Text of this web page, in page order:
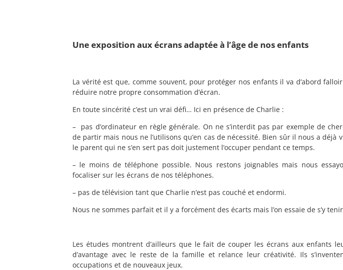
Une exposition aux écrans adaptée à l’âge de nos enfants
La vérité est que, comme souvent, pour protéger nos enfants il va d’abord
réduire notre propre consommation d’écran.
En toute sincérité c’est un vrai défi… Ici en présence de Charlie :
– pas d’ordinateur en règle générale. On ne s’interdit pas par exemple de
de partir mais nous ne l’utilisons qu’en cas de nécessité. Bien sûr il nous a déjà
le parent qui ne s’en sert pas doit justement l’occuper pendant ce temps.
– le moins de téléphone possible. Nous restons joignables mais nous
focaliser sur les écrans de nos téléphones.
– pas de télévision tant que Charlie n’est pas couché et endormi.
Nous ne sommes parfait et il y a forcément des écarts mais l’on essaie de s’y
Les études montrent d’ailleurs que le fait de couper les écrans aux enfants
d’avantage avec le reste de la famille et relance leur créativité. Ils
occupations et de nouveaux jeux.